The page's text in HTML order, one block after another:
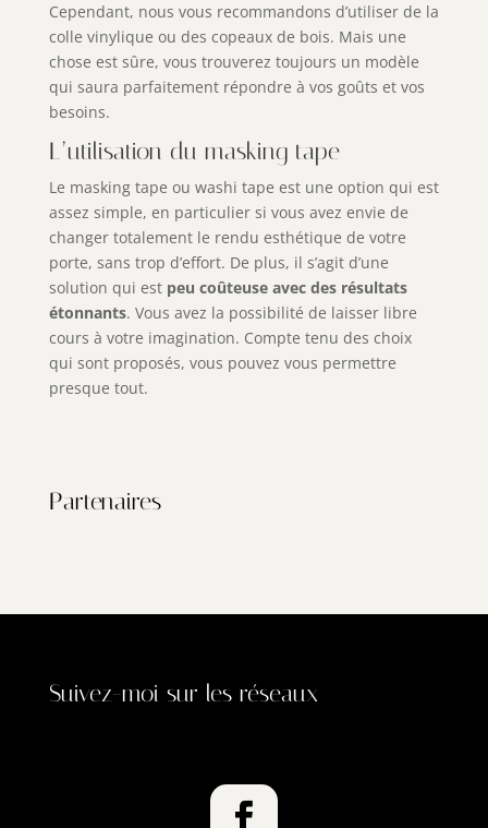
Cependant, nous vous recommandons d’utiliser de la
colle vinylique ou des copeaux de bois. Mais une
chose est sûre, vous trouverez toujours un modèle
qui saura parfaitement répondre à vos goûts et vos
besoins.
L’utilisation du masking tape
Le masking tape ou washi tape est une option qui est
assez simple, en particulier si vous avez envie de
changer totalement le rendu esthétique de votre
porte, sans trop d’effort. De plus, il s’agit d’une
solution qui estpeu coûteuse avec des résultats
étonnants. Vous avez la possibilité de laisser libre
cours à votre imagination. Compte tenu des choix
qui sont proposés, vous pouvez vous permettre
presque tout.
Partenaires
Suivez-moi sur les réseaux